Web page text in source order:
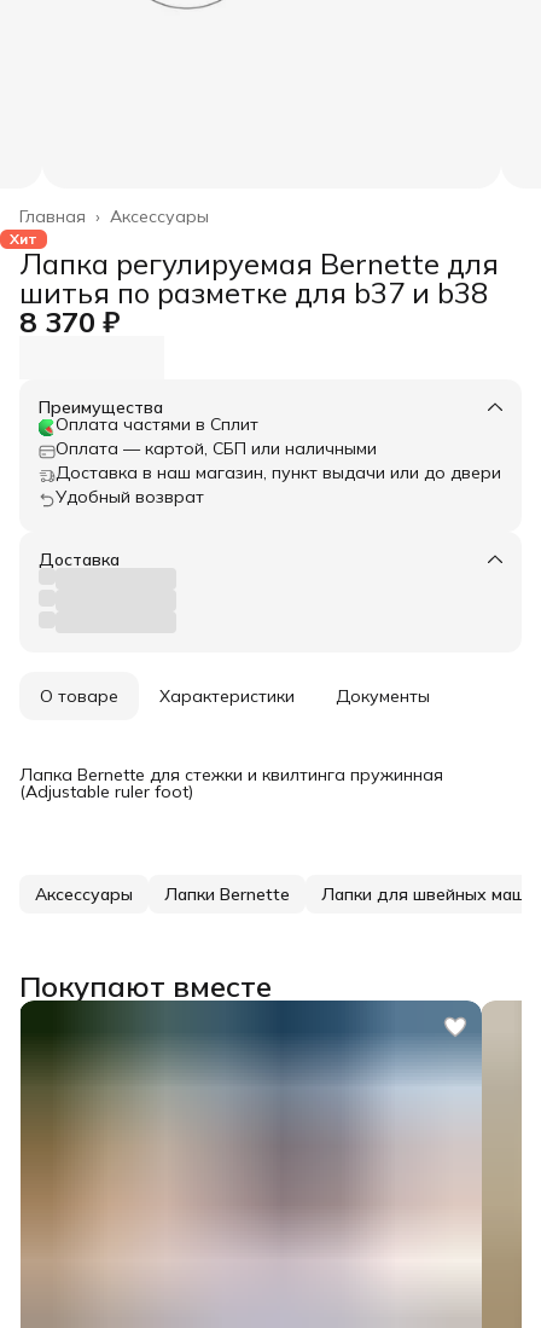
Аксессуары
Главная ›
Хит
Лапка регулируемая Bernette для
шитья по разметке для b37 и b38
8 370 ₽
Преимущества
Оплата частями в Сплит
Оплата — картой, СБП или наличными
Доставка в наш магазин, пункт выдачи или до двери
Удобный возврат
Доставка
О товаре Характеристики Документы
Лапка Bernette для стежки и квилтинга пружинная
(Adjustable ruler foot)
Аксессуары Лапки Bernette Лапки для швейных
Покупают вместе